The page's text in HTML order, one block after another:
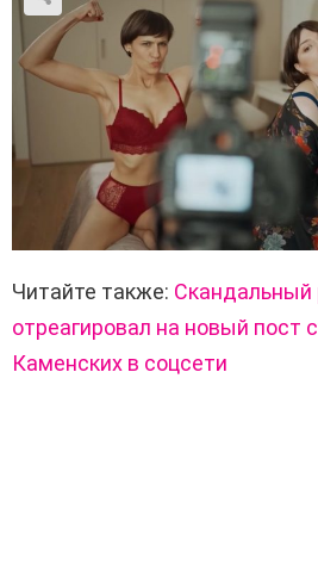
Читайте также: Скандальный
отреагировал на новый пост
Каменских в соцсети